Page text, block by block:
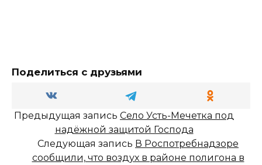
Поделиться с друзьями
Предыдущая запись Село Усть-Мечетка под
надёжной защитой Господа
Следующая запись В Роспотребнадзоре
сообщили, что воздух в районе полигона в